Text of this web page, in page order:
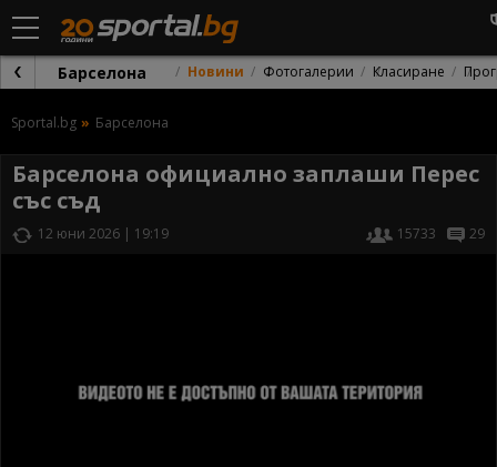
Барселона Новини Фотогалерии Класиране
Sportal.bg Барселона
Барселона официално заплаши Перес
със съд
12 юни 2026 | 19:19 15733 29